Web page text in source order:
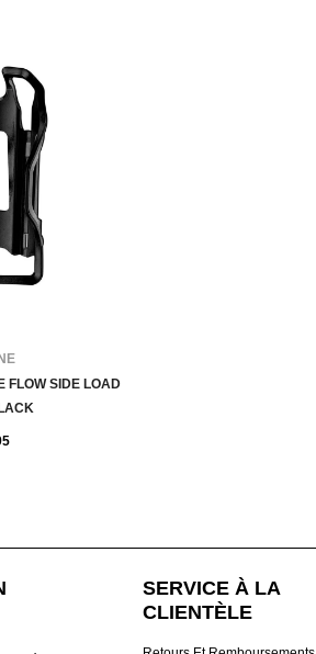
FLOW SIDE LOAD
SERVICE À LA
CLIENTÈLE